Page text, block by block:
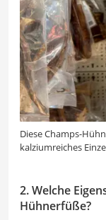
Diese Champs-
kalziumreiches
2. Welche
Hühnerfüße?